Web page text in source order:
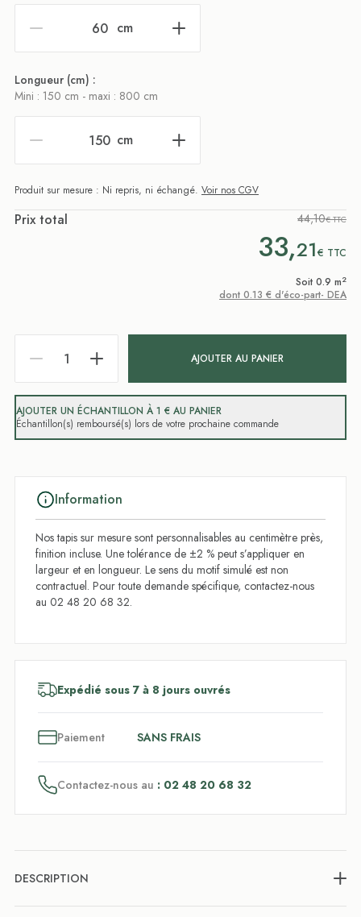
cm
Longueur (cm) :
Mini : 150 cm - maxi : 800 cm
cm
Produit sur mesure : Ni repris, ni échangé. Voir nos CGV
Prix total 44,10€ TTC
33,21€ TTC
Soit 0.9 m2
dont 0.13 € d'éco-part- DEA
AJOUTER AU PANIER
AJOUTER UN ÉCHANTILLON À 1 € AU PANIER
Échantillon(s) remboursé(s) lors de votre prochaine commande
Information
Nos tapis sur mesure sont personnalisables au centimètre près,
finition incluse. Une tolérance de ±2 % peut s’appliquer en
largeur et en longueur. Le sens du motif simulé est non
contractuel. Pour toute demande spécifique, contactez-nous
au 02 48 20 68 32.
Expédié sous 7 à 8 jours ouvrés
Paiement SANS FRAIS
Contactez-nous au : 02 48 20 68 32
DESCRIPTION